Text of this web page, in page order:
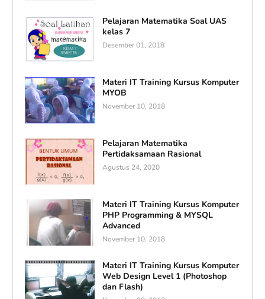
Pelajaran Matematika Soal UAS
kelas 7
Desember 01, 2018
Materi IT Training Kursus Komputer
MYOB
November 10, 2018
Pelajaran Matematika
Pertidaksamaan Rasional
Agustus 24, 2020
Materi IT Training Kursus Komputer
PHP Programming & MYSQL
Advanced
November 10, 2018
Materi IT Training Kursus Komputer
Web Design Level 1 (Photoshop
dan Flash)